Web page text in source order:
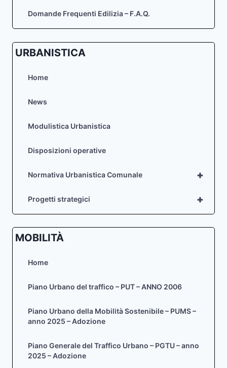
Domande Frequenti Edilizia – F.A.Q.
URBANISTICA
Home
News
Modulistica Urbanistica
Disposizioni operative
+
Normativa Urbanistica Comunale
+
Progetti strategici
MOBILITÀ
Home
Piano Urbano del traffico – PUT – ANNO 2006
Piano Urbano della Mobilità Sostenibile – PUMS –
anno 2025 – Adozione
Piano Generale del Traffico Urbano – PGTU – anno
2025 – Adozione